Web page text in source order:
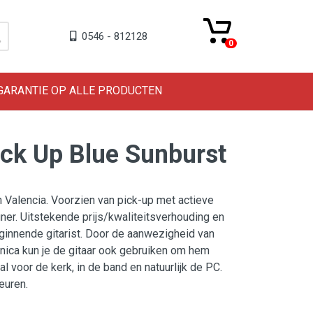
0546 - 812128
0
OP ALLE PRODUCTEN
Up Blue Sunburst
Voorzien van pick-up met actieve
Uitstekende prijs/kwaliteitsverhouding en
gitarist. Door de aanwezigheid van
kun je de gitaar ook gebruiken om hem
voor de kerk, in de band en natuurlijk de PC.